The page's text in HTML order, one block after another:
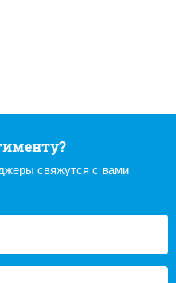
свяжутся с вами